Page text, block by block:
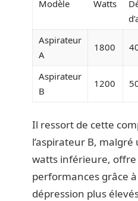
Modèle Watts
Aspirateur
A
1800
Aspirateur
B
1200
Il ressort de cette
l’aspirateur B,
watts inférieure,
performances grâce
dépression plus